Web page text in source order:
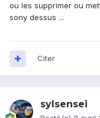
ou les supprimer ou
sony dessus ...
Citer
sylsensei